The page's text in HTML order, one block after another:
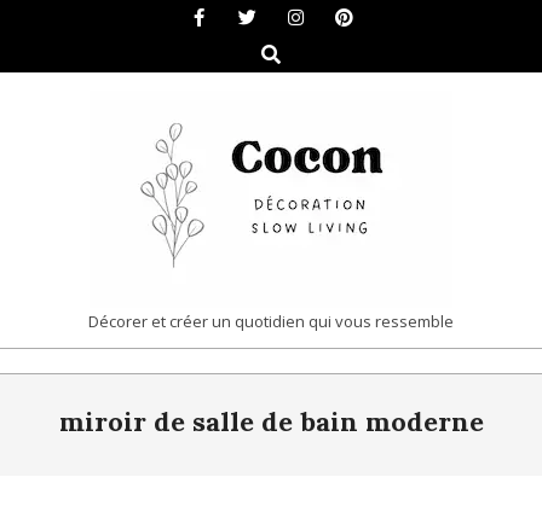
content
Search
COCON
|
DÉCORATION
Décorer et créer un quotidien qui vous ressemble
Navigationmiroir de salle de bain moderne